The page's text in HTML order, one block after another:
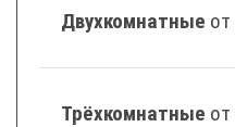
Двухкомнатные от
Трёхкомнатные от